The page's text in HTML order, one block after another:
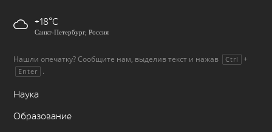
+18
Санкт-Петербург, Россия
Нашли опечатку? Сообщите нам, выделив текст и нажав Ctrl +
Enter .
Наука
Образование